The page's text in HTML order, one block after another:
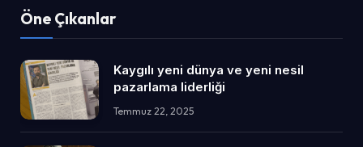
Öne Çıkanlar
Kaygılı yeni dünya ve yeni nesil
pazarlama liderliği
Temmuz 22, 2025